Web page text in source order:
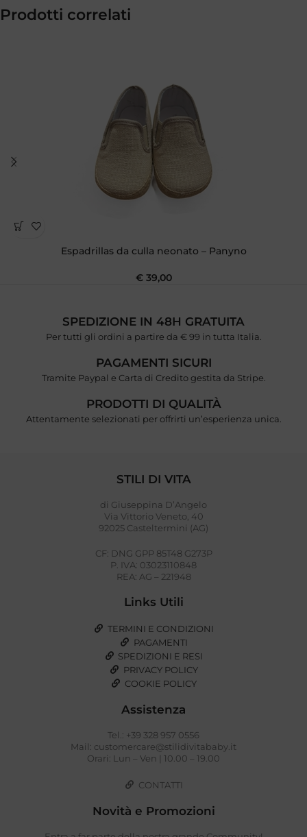
Prodotti correlati
Espadrillas da culla neonato – Panyno
€39,00
SPEDIZIONE IN 48H GRATUITA
Per tutti gli ordini a partire da € 99 in tutta Italia.
PAGAMENTI SICURI
Tramite Paypal e Carta di Credito gestita da Stripe.
PRODOTTI DI QUALITÀ
Attentamente selezionati per offrirti un’esperienza unica.
STILI DI VITA
di Giuseppina D’Angelo
Via Vittorio Veneto, 40
92025 Casteltermini (AG)
CF: DNG GPP 85T48 G273P
P. IVA: 03023110848
REA: AG – 221948
Links Utili
TERMINI E CONDIZIONI
PAGAMENTI
SPEDIZIONI E RESI
PRIVACY POLICY
COOKIE POLICY
Assistenza
Tel.: +39 328 957 0556
Mail: customercare@stilidivitababy.it
Orari: Lun – Ven | 10.00 – 19.00
CONTATTI
Novità e Promozioni